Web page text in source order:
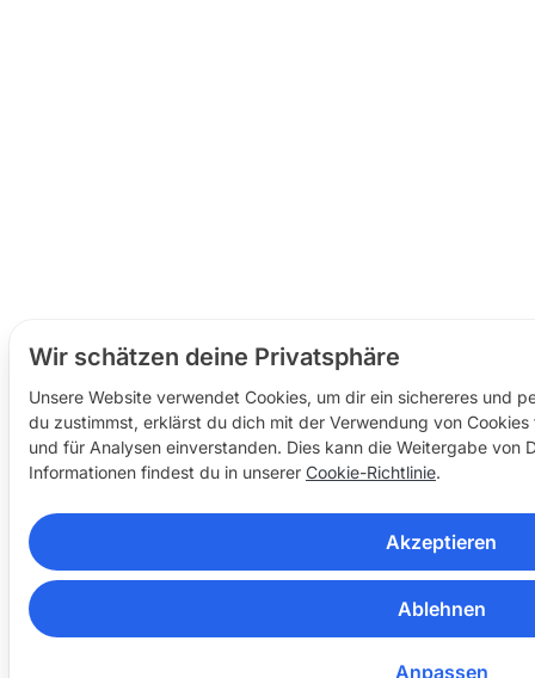
Wir schätzen deine Privatsphäre
Unsere Website verwendet Cookies, um dir ein sichereres und
du zustimmst, erklärst du dich mit der Verwendung von
und für Analysen einverstanden. Dies kann die Weitergabe von
Informationen findest du in unserer Cookie-Richtlinie.
Akzeptieren
Ablehnen
Anpassen